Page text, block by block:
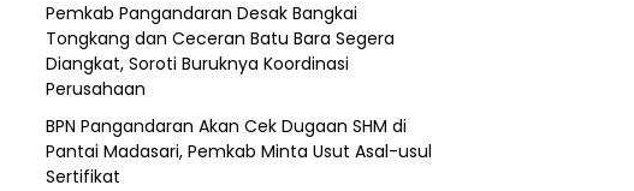
Pemkab Pangandaran Desak Bangkai
Tongkang dan Ceceran Batu Bara Segera
Diangkat, Soroti Buruknya Koordinasi
Perusahaan
BPN Pangandaran Akan Cek Dugaan SHM di
Pantai Madasari, Pemkab Minta Usut Asal-usul
Sertifikat